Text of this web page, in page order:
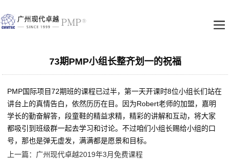
73期PMP小组长整齐划一的祝福
PMP国际项目72期班的课程已过半，第一天开课时8位小组长们站在
讲台上的真情告白，依然历历在目。因为Robert老师的加盟，嘉明
学长的勤奋解答，段童鞋的精益求精，精彩的讲解和互动，将大家
都吸引到班级群一起去学习和讨论。不过咱们小组长赐给小组的口
号，那也是弹无虚发，满满都是愿景和目标。
上一篇： 广州现代卓越2019年3月免费课程